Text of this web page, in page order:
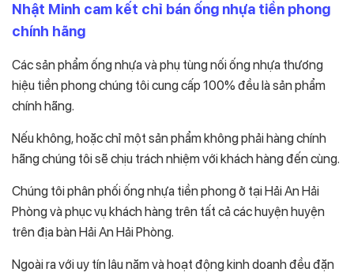
Nhật Minh cam kết chỉ bán ống nhựa tiền phong
chính hãng
Các sản phẩm ống nhựa và phụ tùng nối ống nhựa thương
hiệu tiền phong chúng tôi cung cấp 100% đều là sản phẩm
chính hãng.
Nếu không, hoặc chỉ một sản phẩm không phải hàng chính
hãng chúng tôi sẽ chịu trách nhiệm với khách hàng đến cùng.
Chúng tôi phân phối ống nhựa tiền phong ở tại Hải An Hải
Phòng và phục vụ khách hàng trên tất cả các huyện huyện
trên địa bàn Hải An Hải Phòng.
Ngoài ra với uy tín lâu năm và hoạt động kinh doanh đều đặn